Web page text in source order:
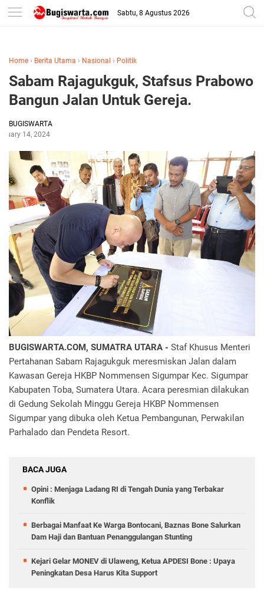
-->
Sabtu, 8 Agustus 2026
Home › Berita Utama › Nasional › Politik
Sabam Rajagukguk, Stafsus Prabowo
Bangun Jalan Untuk Gereja.
BUGISWARTA
14, 2024
BUGISWARTA.COM, SUMATRA UTARA - Staf Khusus Menteri
Pertahanan Sabam Rajagukguk meresmiskan Jalan dalam
Kawasan Gereja HKBP Nommensen Sigumpar Kec. Sigumpar
Kabupaten Toba, Sumatera Utara. Acara peresmian dilakukan
di Gedung Sekolah Minggu Gereja HKBP Nommensen
Sigumpar yang dibuka oleh Ketua Pembangunan, Perwakilan
Parhalado dan Pendeta Resort.
BACA JUGA
Opini : Menjaga Ladang RI di Tengah Dunia yang Terbakar
Konflik
Berbagai Manfaat Ke Warga Bontocani, Baznas Bone Salurkan
Dam Haji dan Bantuan Penanggulangan Stunting
Kejari Gelar MONEV di Ulaweng, Ketua APDESI Bone : Upaya
Peningkatan Desa Harus Kita Support